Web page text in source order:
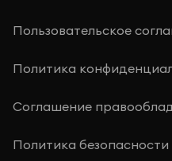
Пользовательское
Политика
Соглашение
Политика